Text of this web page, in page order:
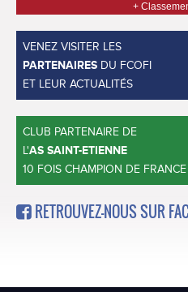
+
VENEZ VISITER LES
PARTENAIRES DU FCOFI
ET LEUR ACTUALITÉS
CLUB PARTENAIRE DE
L'AS SAINT-ETIENNE
10 FOIS CHAMPION DE FRANCE
RETROUVEZ-NOUS SUR